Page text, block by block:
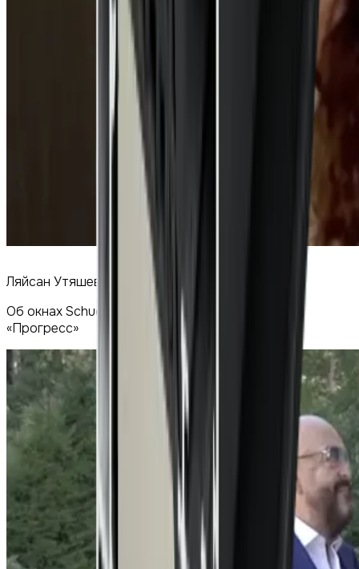
Ляйсан Утяшева
Об окнах Schuco и работе Оконного центра
«Прогресс»